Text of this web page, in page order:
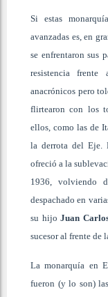
Si estas
avanzadas es, en
se enfrentaron sus
resistencia
anacrónicos pero
flirtearon con los
ellos, como las de
la derrota del Eje.
ofreció a la
1936, volviendo
despachado en
su hijoJuan
sucesor al frente de
La monarquía en
fueron (y lo son)